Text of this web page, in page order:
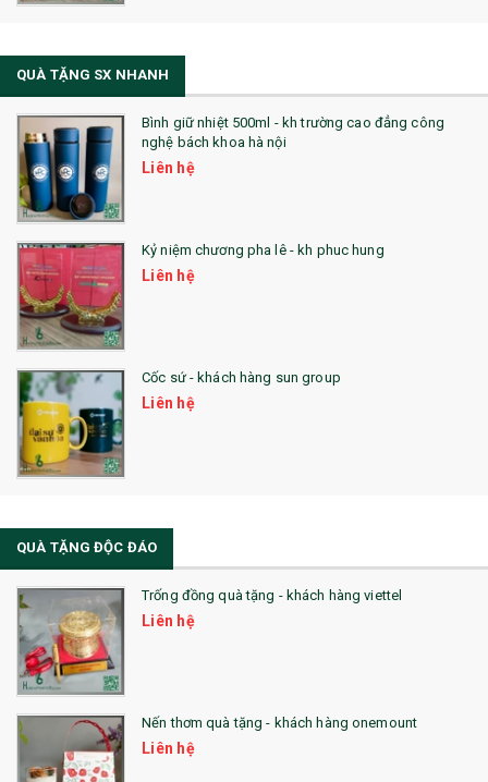
QUÀ TẶNG SX NHANH
Bình giữ nhiệt 500ml - kh trường cao đẳng công
nghệ bách khoa hà nội
Liên hệ
Kỷ niệm chương pha lê - kh phuc hung
Liên hệ
Cốc sứ - khách hàng sun group
Liên hệ
QUÀ TẶNG ĐỘC ĐÁO
Trống đồng quà tặng - khách hàng viettel
Liên hệ
Nến thơm quà tặng - khách hàng onemount
Liên hệ